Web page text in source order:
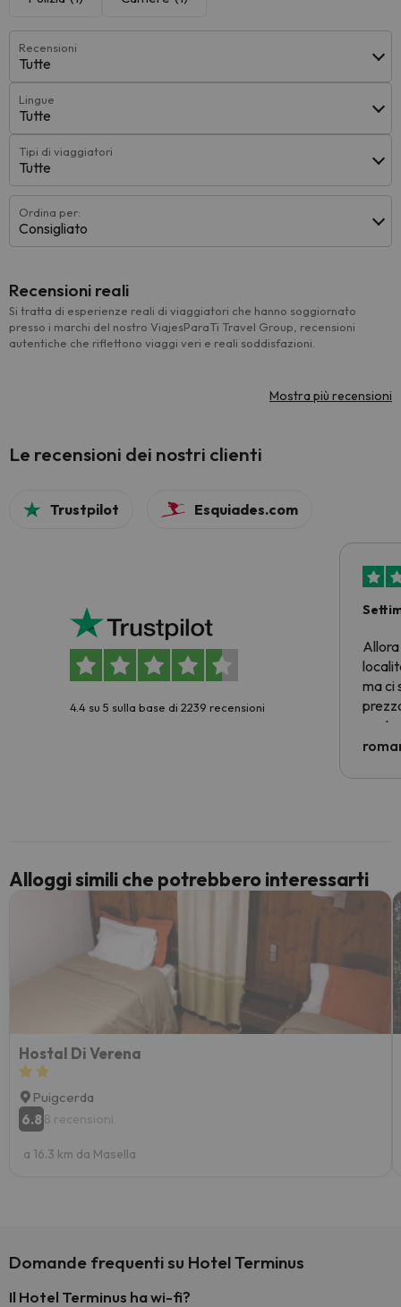
Recensioni
Tutte
Lingue
Tutte
Tipi di viaggiatori
Tutte
Ordina per:
Consigliato
Recensioni reali
Si tratta di esperienze reali di viaggiatori che hanno soggiornato
presso i marchi del nostro ViajesParaTi Travel Group, recensioni
autentiche che riflettono viaggi veri e reali soddisfazioni.
Mostra più recensioni
Le recensioni dei nostri clienti
Trustpilot Esquiades.com
4.4 su 5 sulla base di 2239 recensioni
Allora
ma ci
Alloggi simili che potrebbero interessarti
Hostal Di Verena
Puigcerda
6.8 8 recensioni
a 16.3 km da Masella
Domande frequenti su Hotel Terminus
Il Hotel Terminus ha wi-fi?